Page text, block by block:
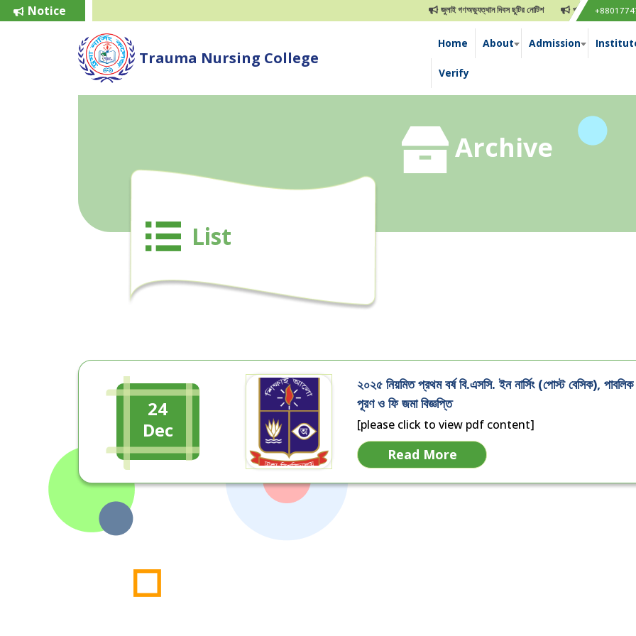
Notice জুলাই গণঅভ্যুত্থান দিবস ছুটির নোটিশ পবিত্র ঈদুল আযহা ছুটির
Trauma Nursing College
Home About Admission
Verify
Archive
List
24
Dec
২০২৫ নিয়মিত প্রথম বর্ষ বি.এসসি. ইন নার্সিং (পোস্ট বেসিক),
পূরণ ও ফি জমা বিজ্ঞপ্তি
[please click to view pdf content]
Read More